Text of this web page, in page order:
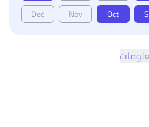
Oct
Nov
Dec